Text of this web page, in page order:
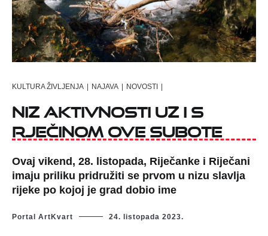
KULTURA ŽIVLJENJA | NAJAVA | NOVOSTI |
Niz aktivnosti uz i s
Rječinom ove subote
Ovaj vikend, 28. listopada, Riječanke i Riječani
imaju priliku pridružiti se prvom u nizu slavlja
rijeke po kojoj je grad dobio ime
Portal ArtKvart 24. listopada 2023.